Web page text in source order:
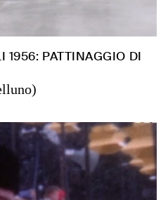
1956: PATTINAGGIO DI